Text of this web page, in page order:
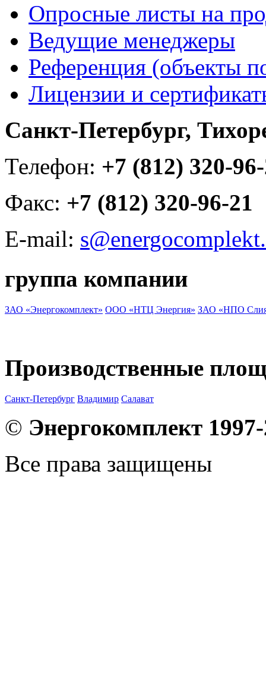
Опросные листы на
Ведущие менеджеры
Референция (объекты
Лицензии и
Санкт-Петербург,
Телефон: +7 (812) 320-
Факс: +7 (812) 320-96-21
E-mail:
группа компании
ЗАО «Энергокомплект» ООО «НТЦ Энергия» ЗАО «НПО
Производственные
Санкт-Петербург Владимир Салават
© Энергокомплект
Все права защищены